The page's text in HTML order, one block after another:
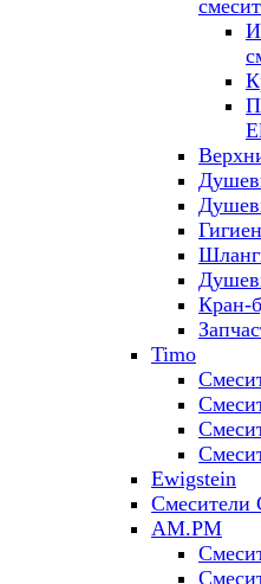
Кран-
Timo
Ewigstein
Смесители
AM.PM